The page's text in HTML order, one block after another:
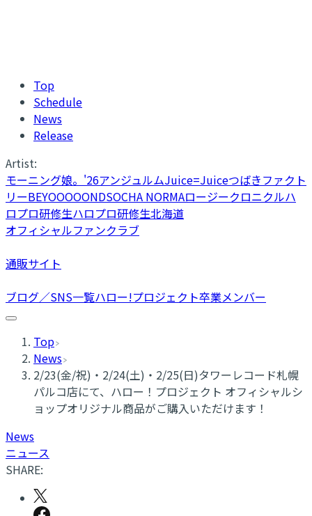
Top
Schedule
News
Release
Artist:
モーニング娘。'26アンジュルムJuice=Juiceつばきファクト
リーBEYOOOOONDSOCHA NORMAロージークロニクルハ
ロプロ研修生ハロプロ研修生北海道
オフィシャルファンクラブ
通販サイト
ブログ／SNS一覧ハロー!プロジェクト卒業メンバー
Top
News
2/23(金/祝)・2/24(土)・2/25(日)タワーレコード札幌
パルコ店にて、ハロー！プロジェクト オフィシャルシ
ョップオリジナル商品がご購入いただけます！
News
ニュース
SHARE: